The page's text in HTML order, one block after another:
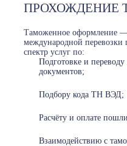
ПРОХОЖДЕНИЕ
Таможенное оформление
международной
спектр услуг по:
Подготовке и
документов;
Подбору кода ТН ВЭД;
Расчёту и оплате
Взаимодействию с